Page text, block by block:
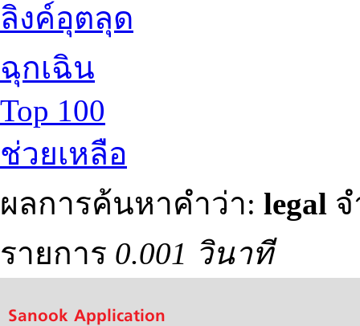
ลิงค์อุตลุด
ฉุกเฉิน
Top 100
ช่วยเหลือ
ผลการค้นหาคำว่า: legal
รายการ 0.001 วินาที
Sanook Application